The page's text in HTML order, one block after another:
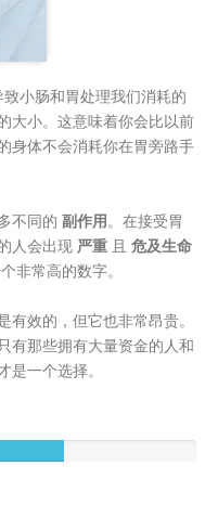
致小肠和胃处理我们消耗的
大小。这意味着你会比以前
身体不会消耗你在胃旁路手
不同的 副作用 。在接受胃
人会出现 严重 且 危及生命
非常高的数字。
有效的，但它也非常昂贵。
有那些拥有大量资金的人和
是一个选择。